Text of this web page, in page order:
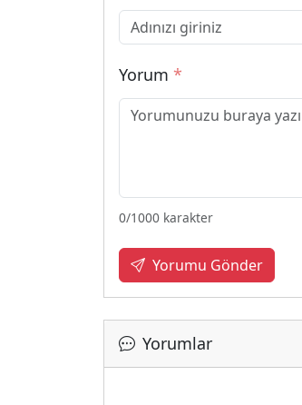
Yorum *
0/1000 karakter
Yorumu Gönder
Yorumlar